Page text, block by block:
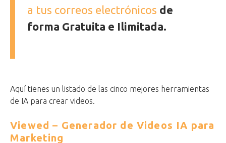
a tus correos electrónicos de
forma Gratuita e Ilimitada.
Aquí tienes un listado de las cinco mejores herramientas
de IA para crear videos.
Viewed – Generador de Videos IA para
Marketing